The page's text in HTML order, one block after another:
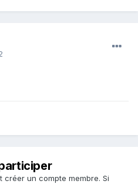
un compte membre. Si